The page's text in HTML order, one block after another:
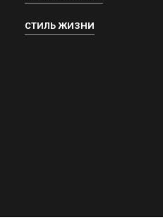
СТИЛЬ ЖИЗНИ